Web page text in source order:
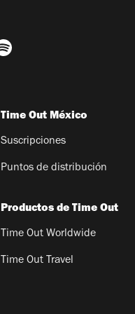
Time Out México
Suscripciones
Puntos de distribución
Productos de Time Out
Time Out Worldwide
Time Out Travel